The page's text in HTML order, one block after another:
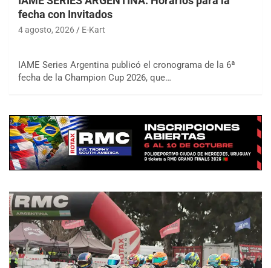
fecha con Invitados
4 agosto, 2026 E-Kart
IAME Series Argentina publicó el cronograma de la 6ª
fecha de la Champion Cup 2026, que…